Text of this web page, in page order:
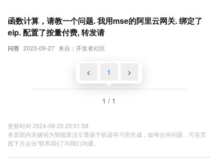
问答 2023-09-27 来自：开发者社区
函数计算，请教一个问题. 我用mse的阿里云网关. 绑定了
eip. 配置了按量付费, 转发请
< 1 >
1 / 1
更新时间 2024-08-20 20:51:58
本页面内关键词为智能算法引擎基于机器学习所生成，如有任何问题，可在页
面下方点击"联系我们"与我们沟通。